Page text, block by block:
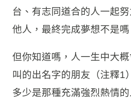
台、有志同道合的人一起
他人，最終完成夢想不是嗎
但你知道嗎，人一生中大
叫的出名字的朋友（注釋1
多少是那種充滿強烈熱情的